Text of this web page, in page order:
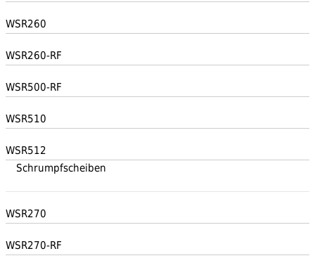
WSR260
WSR260-RF
WSR500-RF
WSR510
WSR512
Schrumpfscheiben
WSR270
WSR270-RF